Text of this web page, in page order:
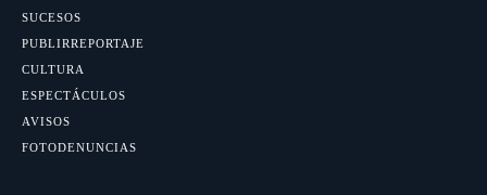
SUCESOS
PUBLIRREPORTAJE
CULTURA
ESPECTÁCULOS
AVISOS
FOTODENUNCIAS